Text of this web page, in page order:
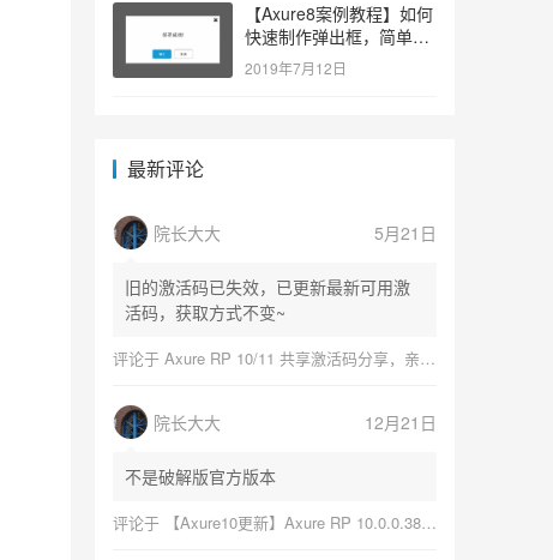
【Axure8案例教程】如何
快速制作弹出框，简单易
学
2019年7月12日
最新评论
院长大大 5月21日
旧的激活码已失效，已更新最新可用激
活码，获取方式不变~
评论于 Axure RP 10/11 共享激活码分享，亲测可用（持续更新）
院长大大 12月21日
不是破解版官方版本
评论于 【Axure10更新】Axure RP 10.0.0.3868更新日志与软件下载（Mac+Windows）